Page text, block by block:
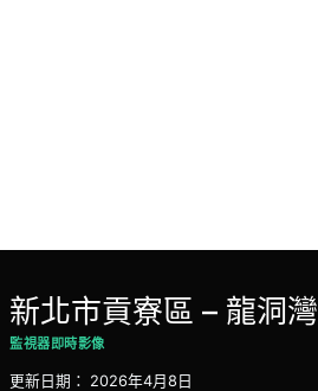
新北市貢寮區 – 龍洞灣
監視器即時影像
更新日期： 2026年4月8日